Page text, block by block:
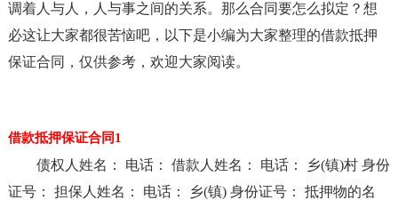
调着人与人，人与事之间的关系。那么合同要怎么拟定？想
必这让大家都很苦恼吧，以下是小编为大家整理的借款抵押
保证合同，仅供参考，欢迎大家阅读。
借款抵押保证合同1
债权人姓名： 电话： 借款人姓名： 电话： 乡(镇)村 身份
证号： 担保人姓名： 电话： 乡(镇) 身份证号： 抵押物的名